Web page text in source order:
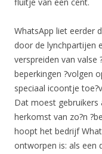
WhatsApp liet eerder
door de lynchpartijen
verspreiden van valse
beperkingen ?volgen
speciaal icoontje
Dat moest gebruikers
herkomst van zo?n
hoopt het bedrijf
ontworpen is: als een